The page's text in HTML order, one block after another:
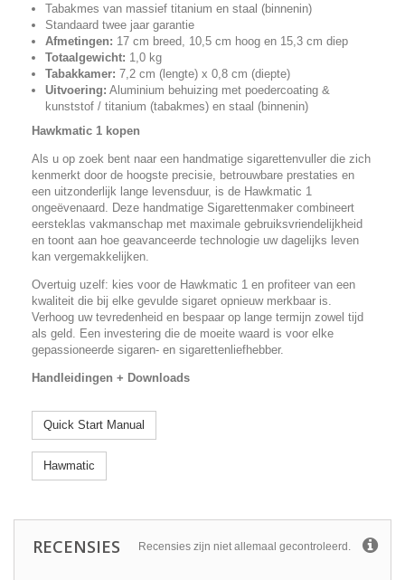
Tabakmes van massief titanium en staal (binnenin)
Standaard twee jaar garantie
Afmetingen: 17 cm breed, 10,5 cm hoog en 15,3 cm diep
Totaalgewicht: 1,0 kg
Tabakkamer: 7,2 cm (lengte) x 0,8 cm (diepte)
Uitvoering: Aluminium behuizing met poedercoating &
kunststof / titanium (tabakmes) en staal (binnenin)
Hawkmatic 1 kopen
Als u op zoek bent naar een handmatige sigarettenvuller die zich
kenmerkt door de hoogste precisie, betrouwbare prestaties en
een uitzonderlijk lange levensduur, is de Hawkmatic 1
ongeëvenaard. Deze handmatige Sigarettenmaker combineert
eersteklas vakmanschap met maximale gebruiksvriendelijkheid
en toont aan hoe geavanceerde technologie uw dagelijks leven
kan vergemakkelijken.
Overtuig uzelf: kies voor de Hawkmatic 1 en profiteer van een
kwaliteit die bij elke gevulde sigaret opnieuw merkbaar is.
Verhoog uw tevredenheid en bespaar op lange termijn zowel tijd
als geld. Een investering die de moeite waard is voor elke
gepassioneerde sigaren- en sigarettenliefhebber.
Handleidingen + Downloads
Quick Start Manual
Hawmatic
RECENSIES Recensies zijn niet allemaal gecontroleerd.